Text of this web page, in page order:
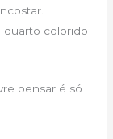
quarto colorido
pensar é só